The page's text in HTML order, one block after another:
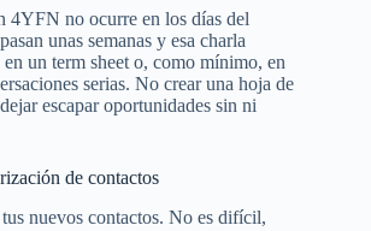
4YFN no ocurre en los días del
unas semanas y esa charla
un term sheet o, como mínimo, en
serias. No crear una hoja de
escapar oportunidades sin ni
de contactos
nuevos contactos. No es difícil,